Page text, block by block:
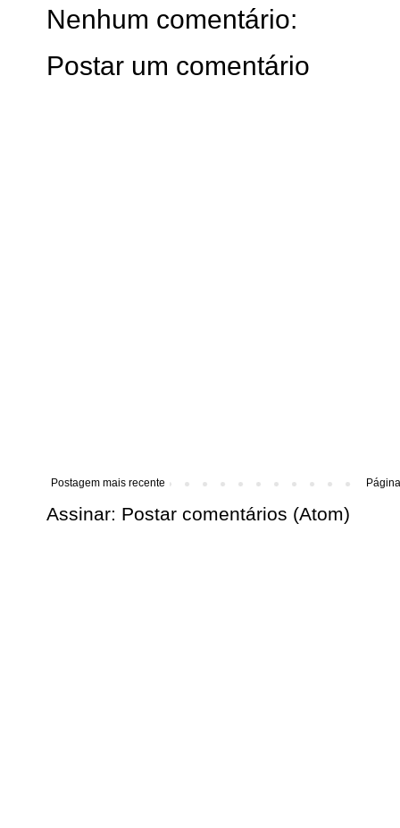
Nenhum comentário:
Postar um comentário
Postagem mais recente
Assinar: Postar comentários (Atom)